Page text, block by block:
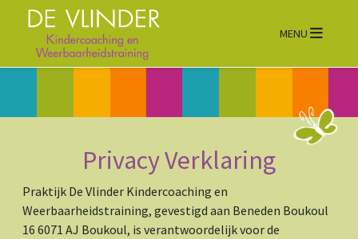
MENU
Privacy Verklaring
Praktijk De Vlinder Kindercoaching en
Weerbaarheidstraining, gevestigd aan Beneden Boukoul
16 6071 AJ Boukoul, is verantwoordelijk voor de